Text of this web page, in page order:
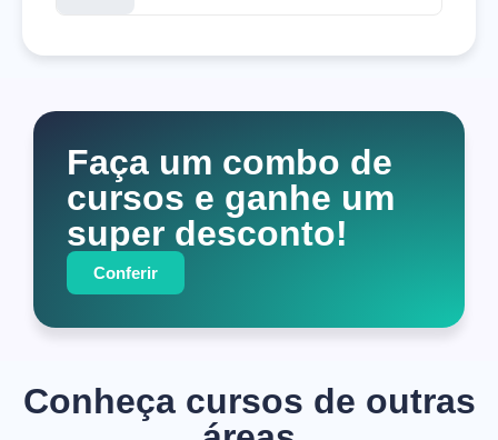
Faça um combo de
cursos e ganhe um
super desconto!
Conferir
Conheça cursos de outras